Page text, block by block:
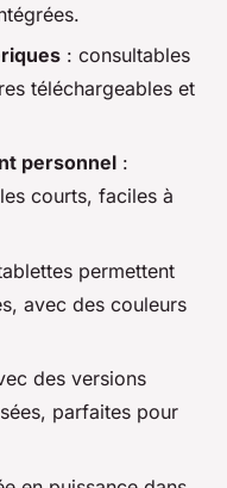
: consultables
téléchargeables et
personnel :
courts, faciles à
permettent
avec des couleurs
des versions
parfaites pour